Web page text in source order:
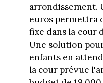
arrondissement.
euros permettra
fixe dans la cour
Une solution
enfants en
la cour prévue